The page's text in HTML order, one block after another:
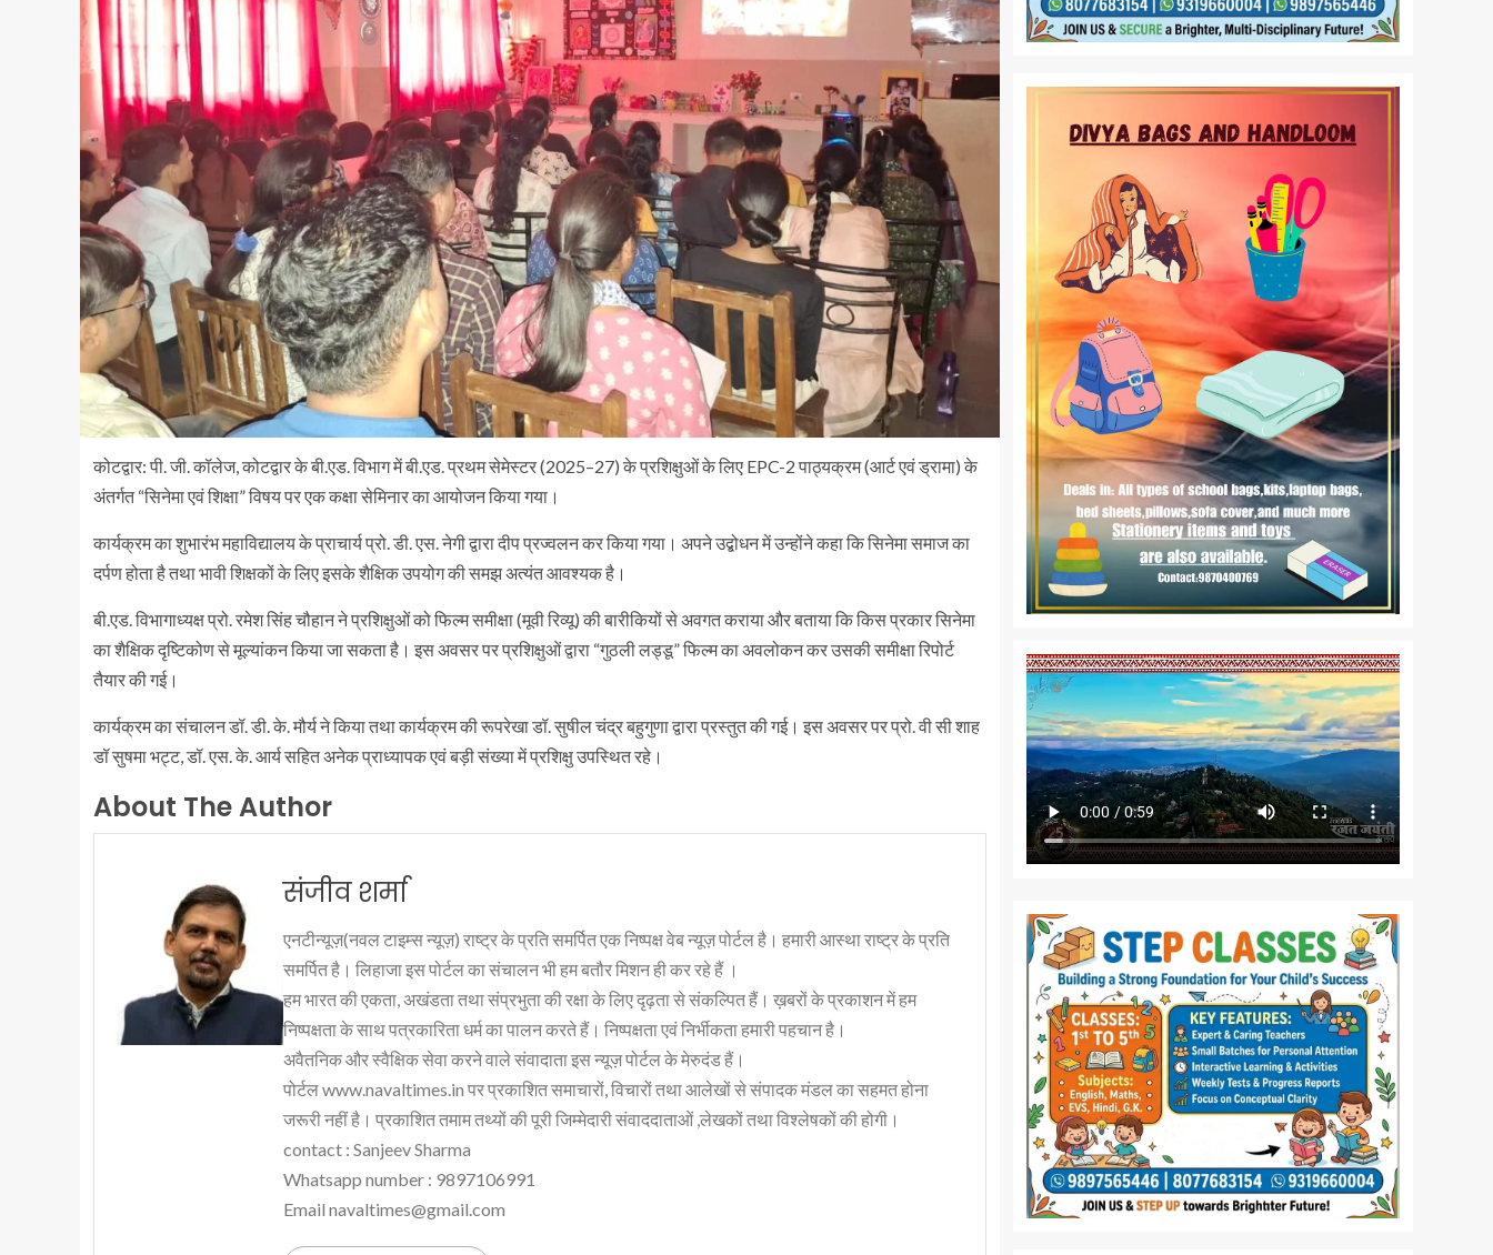
कोटद्वार: पी. जी. कॉलेज, कोटद्वार के बी.एड. विभाग में बी.एड. प्रथम सेमेस्टर (2025–27) के प्रशिक्षुओं के लिए EPC-2 पाठ्यक्रम (आर्ट एवं ड्रामा) के
अंतर्गत “सिनेमा एवं शिक्षा” विषय पर एक कक्षा सेमिनार का आयोजन किया गया।
कार्यक्रम का शुभारंभ महाविद्यालय के प्राचार्य प्रो. डी. एस. नेगी द्वारा दीप प्रज्वलन कर किया गया। अपने उद्बोधन में उन्होंने कहा कि सिनेमा समाज का
दर्पण होता है तथा भावी शिक्षकों के लिए इसके शैक्षिक उपयोग की समझ अत्यंत आवश्यक है।
बी.एड. विभागाध्यक्ष प्रो. रमेश सिंह चौहान ने प्रशिक्षुओं को फिल्म समीक्षा (मूवी रिव्यू) की बारीकियों से अवगत कराया और बताया कि किस प्रकार सिनेमा
का शैक्षिक दृष्टिकोण से मूल्यांकन किया जा सकता है। इस अवसर पर प्रशिक्षुओं द्वारा “गुठली लड्डू” फिल्म का अवलोकन कर उसकी समीक्षा रिपोर्ट
तैयार की गई।
कार्यक्रम का संचालन डॉ. डी. के. मौर्य ने किया तथा कार्यक्रम की रूपरेखा डॉ. सुषील चंद्र बहुगुणा द्वारा प्रस्तुत की गई। इस अवसर पर प्रो. वी सी शाह
डॉ सुषमा भट्ट, डॉ. एस. के. आर्य सहित अनेक प्राध्यापक एवं बड़ी संख्या में प्रशिक्षु उपस्थित रहे।
About The Author
संजीव शर्मा
एनटीन्यूज़(नवल टाइम्स न्यूज़) राष्ट्र के प्रति समर्पित एक निष्पक्ष वेब न्यूज़ पोर्टल है। हमारी आस्था राष्ट्र के प्रति
समर्पित है। लिहाजा इस पोर्टल का संचालन भी हम बतौर मिशन ही कर रहे हैं ।
हम भारत की एकता, अखंडता तथा संप्रभुता की रक्षा के लिए दृढ़ता से संकल्पित हैं। ख़बरों के प्रकाशन में हम
निष्पक्षता के साथ पत्रकारिता धर्म का पालन करते हैं। निष्पक्षता एवं निर्भीकता हमारी पहचान है।
अवैतनिक और स्वैक्षिक सेवा करने वाले संवादाता इस न्यूज़ पोर्टल के मेरुदंड हैं।
पोर्टल www.navaltimes.in पर प्रकाशित समाचारों, विचारों तथा आलेखों से संपादक मंडल का सहमत होना
जरूरी नहीं है। प्रकाशित तमाम तथ्यों की पूरी जिम्मेदारी संवाददाताओं ,लेखकों तथा विश्लेषकों की होगी।
contact : Sanjeev Sharma
Whatsapp number : 9897106991
Email navaltimes@gmail.com